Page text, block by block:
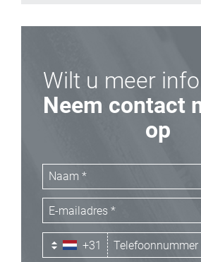
Wilt u meer
Neem contact
op
+31